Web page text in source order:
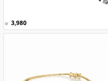
3,980
₪